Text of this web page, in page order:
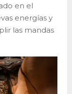
en el
energías y
las mandas